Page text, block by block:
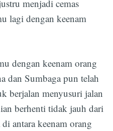
menjadi cemas
lagi dengan keenam
dengan keenam orang
dan Sumbaga pun telah
berjalan menyusuri jalan
berhenti tidak jauh dari
antara keenam orang